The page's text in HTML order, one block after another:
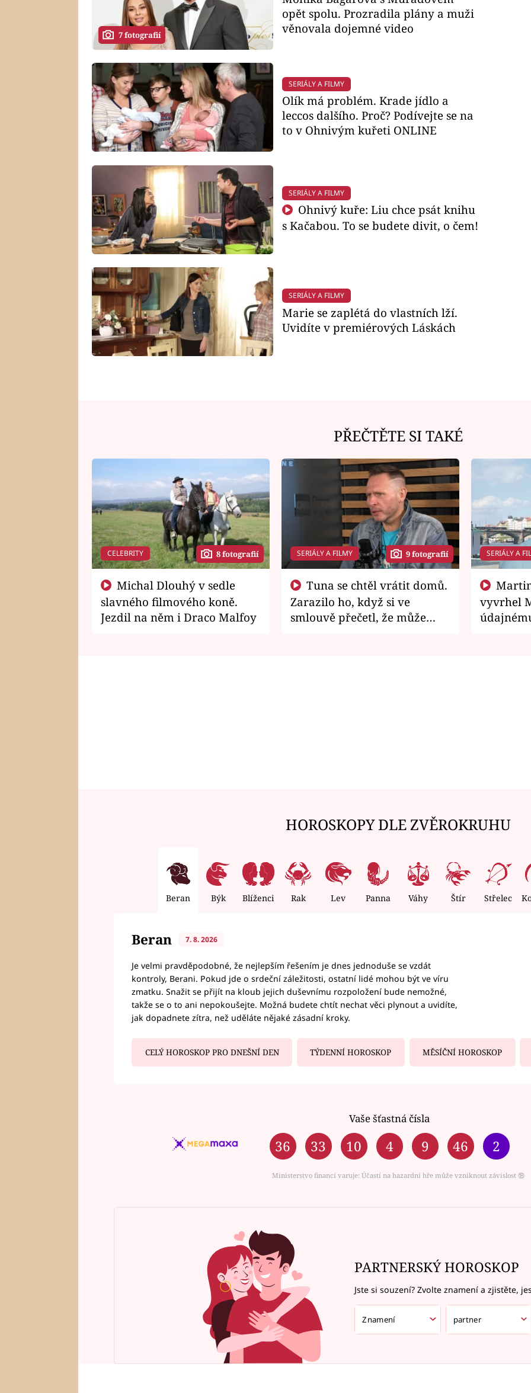
7 fotografií
opět spolu. Prozradila plány a muži
věnovala dojemné video
SERIÁLY A FILMY
Olík má problém. Krade jídlo a
leccos dalšího. Proč? Podívejte se na
to v Ohnivým kuřeti ONLINE
SERIÁLY A FILMY
Ohnivý kuře: Liu chce psát knihu
s Kačabou. To se budete divit, o čem!
SERIÁLY A FILMY
Marie se zaplétá do vlastních lží.
Uvidíte v premiérových Láskách
PŘEČTĚTE SI TAKÉ
CELEBRITY 8 fotografií
slavného filmového koně.
Jezdil na něm i Draco Malfoy
SERIÁLY A FILMY 9 fotografií
Zarazilo ho, když si ve
smlouvě přečetl, že může
SERIÁLY A
vyvrhel
HOROSKOPY DLE ZVĚROKRUHU
Beran Býk Blíženci Rak Lev Panna Váhy Štír Střelec
Beran 7. 8. 2026
Je velmi pravděpodobné, že nejlepším řešením je dnes jednoduše se vzdát
kontroly, Berani. Pokud jde o srdeční záležitosti, ostatní lidé mohou být ve víru
zmatku. Snažit se přijít na kloub jejich duševnímu rozpoložení bude nemožné,
takže se o to ani nepokoušejte. Možná budete chtít nechat věci plynout a uvidíte,
jak dopadnete zítra, než uděláte nějaké zásadní kroky.
CELÝ HOROSKOP PRO DNEŠNÍ DEN TÝDENNÍ HOROSKOP MĚSÍČNÍ HOROSKOP
Vaše šťastná čísla
36 33 10 4 9 46 2
Ministerstvo financí varuje: Účastí na hazardní hře může vzniknout závislost ⑱
PARTNERSKÝ HOROSKOP
Jste si souzení? Zvolte znamení a zjistěte,